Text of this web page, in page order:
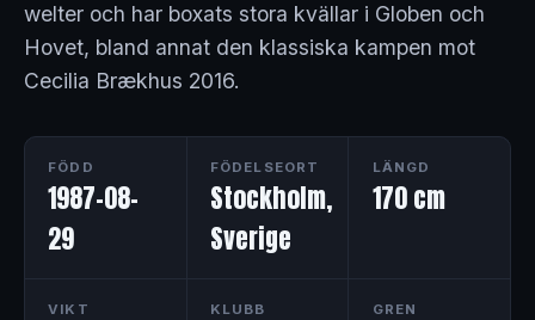
welter och har boxats stora kvällar i Globen och
Hovet, bland annat den klassiska kampen mot
Cecilia Brækhus 2016.
FÖDD
1987-08-
29
FÖDELSEORT
Stockholm,
Sverige
LÄNGD
170 cm
VIKT KLUBB GREN